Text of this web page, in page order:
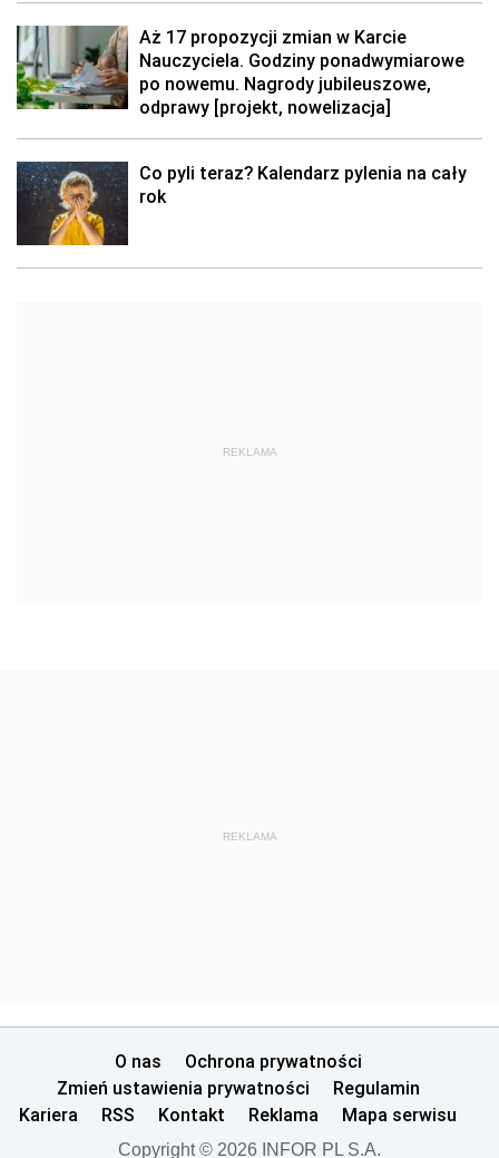
Aż 17 propozycji zmian w Karcie
Nauczyciela. Godziny ponadwymiarowe
po nowemu. Nagrody jubileuszowe,
odprawy [projekt, nowelizacja]
Co pyli teraz? Kalendarz pylenia na cały
rok
REKLAMA
REKLAMA
O nas
Ochrona prywatności
Zmień ustawienia prywatności
Regulamin
Kariera
RSS Kontakt Reklama Mapa serwisu
Copyright © 2026 INFOR PL S.A.